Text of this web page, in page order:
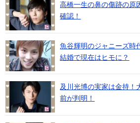
高橋一生の鼻の傷跡の原
確認！
魚谷輝明のジャニーズ時
結婚で現在はヒモに？
及川光博の実家は金持！
前が判明！